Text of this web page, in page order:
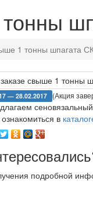
1 тонны шпагата
— 28.02.2017 (Акция
в
подробной